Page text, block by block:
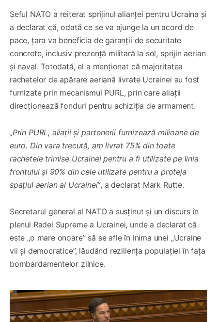
Șeful NATO a reiterat sprijinul alianței pentru Ucraina și
a declarat că, odată ce se va ajunge la un acord de
pace, țara va beneficia de garanții de securitate
concrete, inclusiv prezență militară la sol, sprijin aerian
și naval. Totodată, el a menționat că majoritatea
rachetelor de apărare aeriană livrate Ucrainei au fost
furnizate prin mecanismul PURL, prin care aliații
direcționează fonduri pentru achiziția de armament.
„Prin PURL, aliații și partenerii furnizează milioane de
euro. Din vara trecută, am livrat 75% din toate
rachetele trimise Ucrainei pentru a fi utilizate pe linia
frontului și 90% din cele utilizate pentru a proteja
spațiul aerian al Ucrainei”, a declarat Mark Rutte.
Secretarul general al NATO a susținut și un discurs în
plenul Radei Supreme a Ucrainei, unde a declarat că
este „o mare onoare” să se afle în inima unei „Ucraine
vii și democratice”, lăudând reziliența populației în fața
bombardamentelor zilnice.